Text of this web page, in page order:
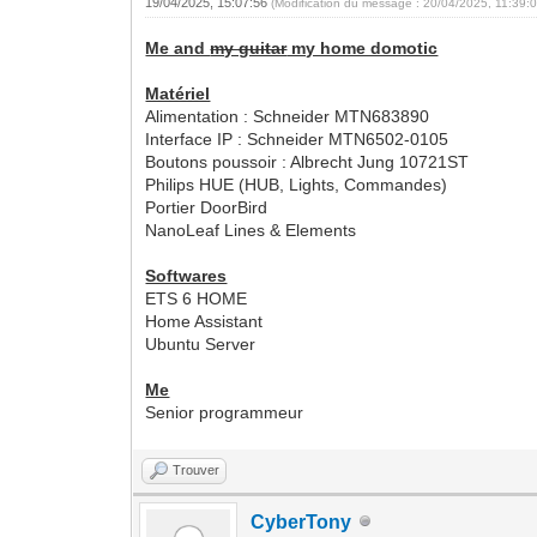
(Modification du message : 20/04/2025,
Me andmy guitarmy home domotic
Matériel
Alimentation : Schneider MTN683890
Interface IP : Schneider MTN6502-0105
Boutons poussoir : Albrecht Jung 10721ST
Philips HUE (HUB, Lights, Commandes)
Portier DoorBird
NanoLeaf Lines & Elements
Softwares
ETS 6 HOME
Home Assistant
Ubuntu Server
Me
Senior programmeur
Trouver
CyberTony